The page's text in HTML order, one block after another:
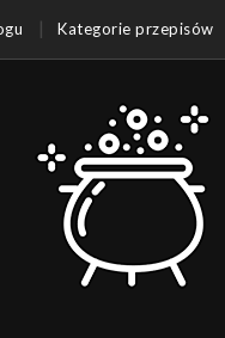
Kategorie przepisów